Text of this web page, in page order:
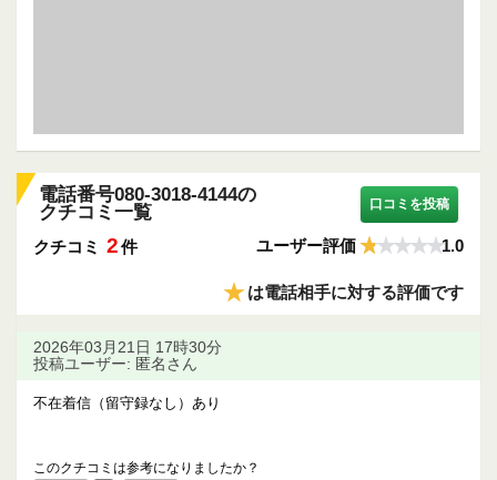
電話番号080-3018-4144の
クチコミ一覧
口コミを投稿
クチコミ 2件 ユーザー評価 1.0
★は電話相手に対する評価です
2026年03月21日 17時30分
投稿ユーザー: 匿名さん
不在着信（留守録なし）あり
このクチコミは参考になりましたか？